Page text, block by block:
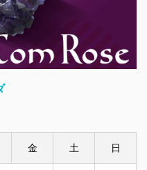
金 土 日